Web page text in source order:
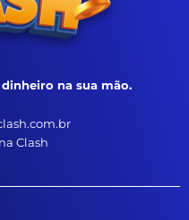
na sua mão.
Clash